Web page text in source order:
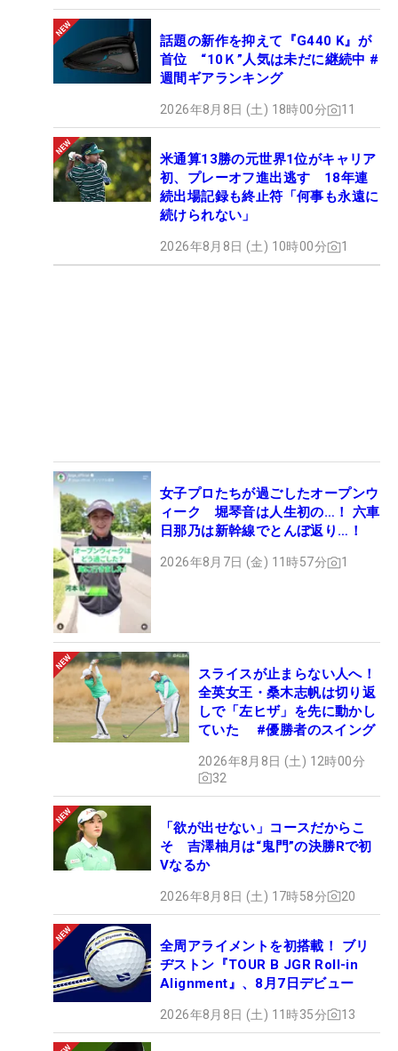
話題の新作を抑えて『G440 K』が
首位 “10Ｋ”人気は未だに継続中 #
週間ギアランキング
2026年8月8日 (土) 18時00分 11
米通算13勝の元世界1位がキャリア
初、プレーオフ進出逃す 18年連
続出場記録も終止符「何事も永遠に
続けられない」
2026年8月8日 (土) 10時00分 1
女子プロたちが過ごしたオープンウ
ィーク 堀琴音は人生初の…！ 六車
日那乃は新幹線でとんぼ返り…！
2026年8月7日 (金) 11時57分 1
スライスが止まらない人へ！
全英女王・桑木志帆は切り返
しで「左ヒザ」を先に動かし
ていた #優勝者のスイング
2026年8月8日 (土) 12時00分
32
「欲が出せない」コースだからこ
そ 吉澤柚月は“鬼門”の決勝Rで初
Vなるか
2026年8月8日 (土) 17時58分 20
全周アライメントを初搭載！ ブリ
ヂストン『TOUR B JGR Roll-in
Alignment』、8月7日デビュー
2026年8月8日 (土) 11時35分 13